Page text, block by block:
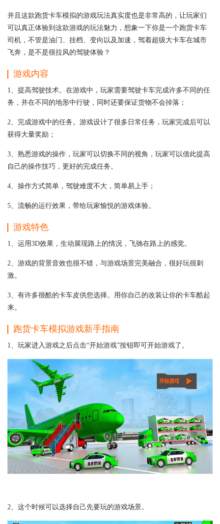
并且这款跑货卡车模拟的游戏玩法真实度也是非常高的，让玩家们
可以真正体验到这款游戏的玩法魅力，想象一下你是一个跑货卡车
司机，不管是油门、挂档、变向以及加速，驾着超级大卡车在城市
飞奔，是不是很拉风的驾驶体验？
游戏内容
1、提高驾驶技术。在游戏中，玩家需要驾驶卡车完成许多不同的任
务，并在不同的地形中行驶，同时还要保证货物不会掉落；
2、完成游戏中的任务。游戏设计了很多日常任务，玩家完成后可以
获得大量奖励；
3、熟悉游戏的操作，玩家可以切换不同的视角，玩家可以借此提高
自己的操作技巧，更好的完成任务。
4、操作方式简单，驾驶难度不大，简单易上手；
5、流畅的运行效果，带给玩家愉悦的游戏体验。
游戏特色
1、运用3D效果，生动展现路上的情况，飞驰在路上的感觉。
2、游戏的背景音效也很不错，与游戏场景完美融合，很好玩很刺
激。
3、有许多很酷的卡车皮供您选择。用你自己的改装让你的卡车酷起
来。
跑货卡车模拟游戏新手指南
1、玩家进入游戏之后点击“开始游戏”按钮即可开始游戏了。
2、这个时候可以选择自己先要玩的游戏场景。